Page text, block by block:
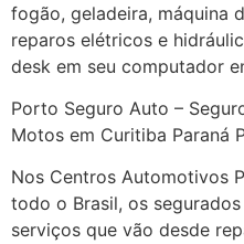
fogão, geladeira, máquina
reparos elétricos e
desk em seu computador
Porto Seguro Auto –
Motos em Curitiba Paraná
Nos Centros Automotivos
todo o Brasil, os
serviços que vão desde